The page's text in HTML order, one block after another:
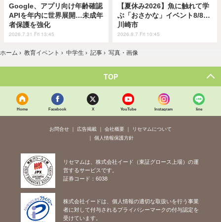
Google、アプリ向け年齢確認
APIを年内に世界展開…未成年
者保護を強化
2026.7.31 Fri 13:45
【夏休み2026】魚に触れて学
ぶ「おさかな」イベント8/8…
川崎市
2026.8.7 Fri 10:45
ホーム › 教育イベント › 中学生 › 記事 › 写真・画像
TOP
Home Facebook X YouTube Instagram line
お問合せ 広告掲載 会社概要
リセマムについて
個人情報保護方針
リセマムは、株式会社イード（東証グロース上場）の運
営するサービスです。
証券コード：6038
株式会社イードは、個人情報の適切な取扱いを行う事業
者に対して付与されるプライバシーマークの付与認定を
受けています。